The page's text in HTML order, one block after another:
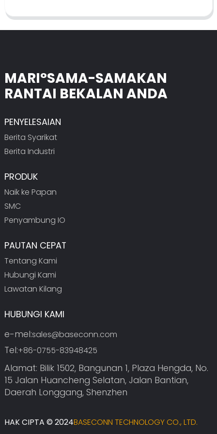
MARI°SAMA-SAMAKAN
RANTAI BEKALAN ANDA
PENYELESAIAN
Berita Syarikat
Berita Industri
PRODUK
Naik ke Papan
SMC
Penyambung IO
PAUTAN CEPAT
Tentang Kami
Hubungi Kami
Lawatan Kilang
HUBUNGI KAMI
e-mel:sales@baseconn.com
Tel:+86-0755-83948425
Alamat: Bilik 1502, Bangunan 1, Plaza Hengda, No.
15 Jalan Huancheng Selatan, Jalan Bantian,
Daerah Longgang, Shenzhen
HAK CIPTA © 2024BASECONN TECHNOLOGY CO., LTD.